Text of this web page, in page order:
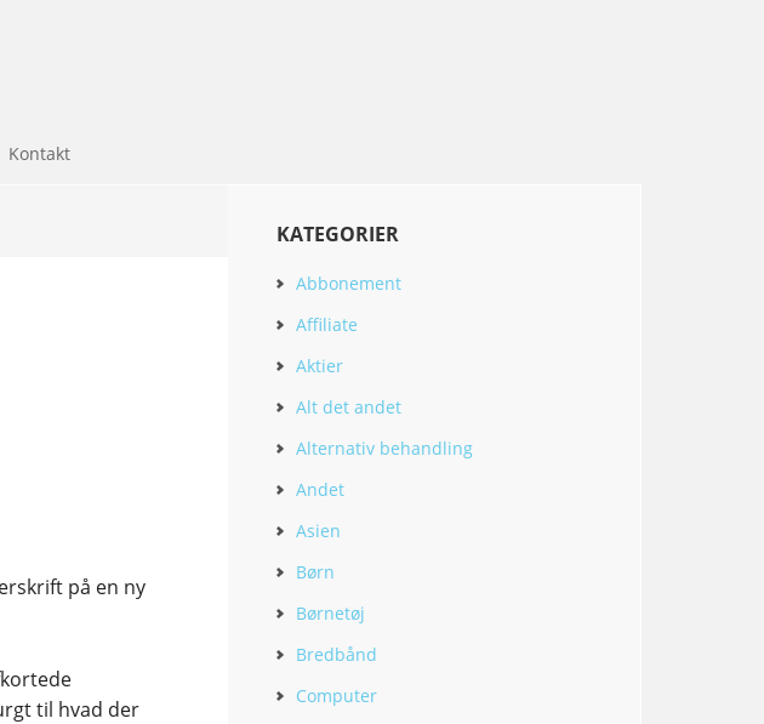
Kontakt
på en ny
til hvad der
KATEGORIER
Abbonement
Affiliate
Aktier
Alt det andet
Alternativ behandling
Andet
Asien
Børn
Børnetøj
Bredbånd
Computer